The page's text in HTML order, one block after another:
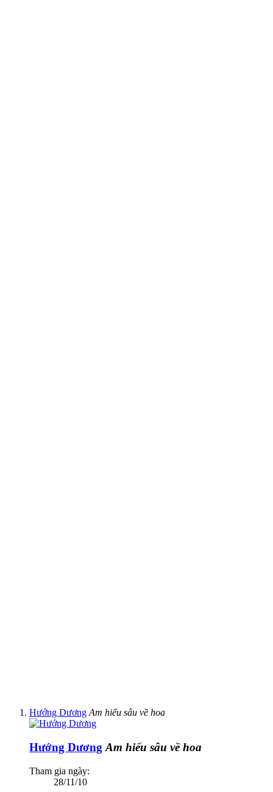
Hướng Dương Am hiểu sâu về hoa
Hướng Dương Am hiểu sâu về hoa
Tham gia ngày:
28/11/10